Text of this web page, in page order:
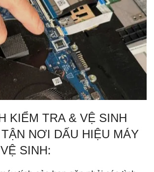
KIỂM TRA & VỆ SINH
NƠI DẤU HIỆU MÁY
SINH: